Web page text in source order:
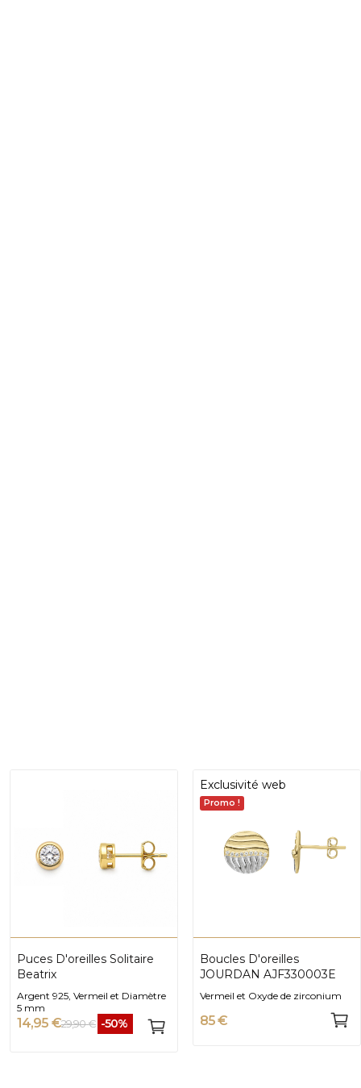
Puces D'oreilles Solitaire
Beatrix
Argent 925, Vermeil et Diamètre
5 mm
14,95 €29,90 € -50%
Exclusivité web
Promo !
Boucles D'oreilles
JOURDAN AJF330003E
Vermeil et Oxyde de zirconium
85 €